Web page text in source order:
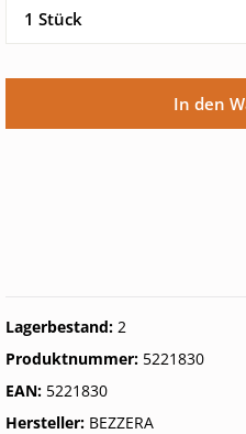
In den
Lagerbestand: 2
Produktnummer: 5221830
EAN: 5221830
Hersteller: BEZZERA